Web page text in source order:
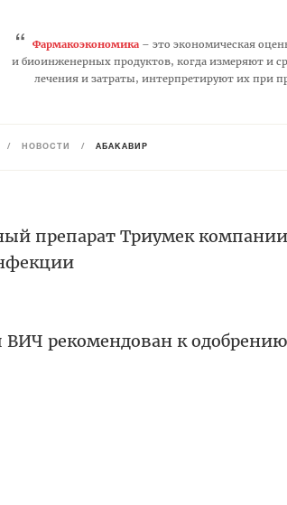
“ Фармакоэкономика– это экономическая
и биоинженерных продуктов, когда измеряют и
лечения и затраты, интерпретируют их при
/ НОВОСТИ / АБАКАВИР
препарат Триумек
ВИЧ рекомендован к